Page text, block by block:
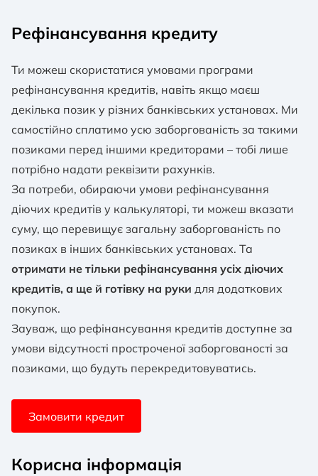
Рефінансування кредиту
Ти можеш скористатися умовами програми
рефінансування кредитів, навіть якщо маєш
декілька позик у різних банківських установах. Ми
самостійно сплатимо усю заборгованість за такими
позиками перед іншими кредиторами – тобі лише
потрібно надати реквізити рахунків.
За потреби, обираючи умови рефінансування
діючих кредитів у калькуляторі, ти можеш вказати
суму, що перевищує загальну заборгованість по
позиках в інших банківських установах. Та
отримати не тільки рефінансування усіх діючих
кредитів, а ще й готівку на руки для додаткових
покупок.
Зауваж, що рефінансування кредитів доступне за
умови відсутності простроченої заборгованості за
позиками, що будуть перекредитовуватись.
Замовити кредит
Корисна інформація